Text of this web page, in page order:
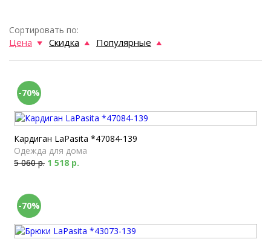
Сортировать по:
Цена Скидка Популярные
-70%
Кардиган LaPasita *47084-139
Одежда для дома
5 060 р. 1 518 р.
-70%